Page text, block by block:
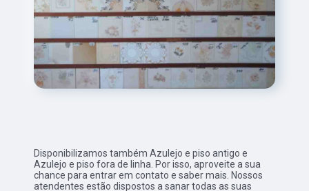
Disponibilizamos também Azulejo e piso antigo e
Azulejo e piso fora de linha. Por isso, aproveite a sua
chance para entrar em contato e saber mais. Nossos
atendentes estão dispostos a sanar todas as suas